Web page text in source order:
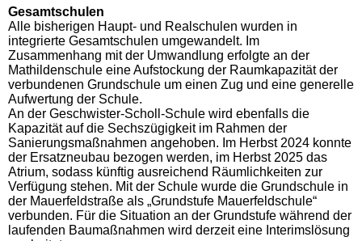
Gesamtschulen
Alle bisherigen Haupt- und Realschulen wurden in
integrierte Gesamtschulen umgewandelt. Im
Zusammenhang mit der Umwandlung erfolgte an der
Mathildenschule eine Aufstockung der Raumkapazität der
verbundenen Grundschule um einen Zug und eine generelle
Aufwertung der Schule.
An der Geschwister-Scholl-Schule wird ebenfalls die
Kapazität auf die Sechszügigkeit im Rahmen der
Sanierungsmaßnahmen angehoben. Im Herbst 2024 konnte
der Ersatzneubau bezogen werden, im Herbst 2025 das
Atrium, sodass künftig ausreichend Räumlichkeiten zur
Verfügung stehen. Mit der Schule wurde die Grundschule in
der Mauerfeldstraße als „Grundstufe Mauerfeldschule“
verbunden. Für die Situation an der Grundstufe während der
laufenden Baumaßnahmen wird derzeit eine Interimslösung